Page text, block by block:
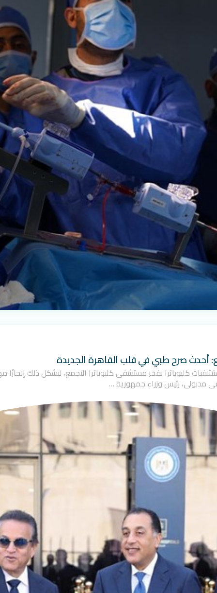
أحدث صرح طبي في قلب القاهرة الجديدة
مجموعة مستشفيات كليوباترا بفخر مستشفى كليوباترا التجمع، ليشكل ذلك
مدبولي، رئيس وزراء جمهورية …